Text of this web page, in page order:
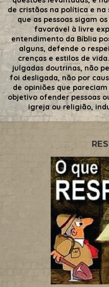
de cristãos na política e
que as pessoas sigam
favorável à livre
entendimento da Bíblia
alguns, defende o
crenças e estilos de
julgadas doutrinas, não
foi desligada, não por
de opiniões que
objetivo ofender pessoas
igreja ou religião,